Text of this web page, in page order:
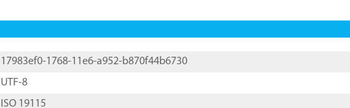
17983ef0-1768-11e6-a952-b870f44b6730
UTF-8
ISO 19115